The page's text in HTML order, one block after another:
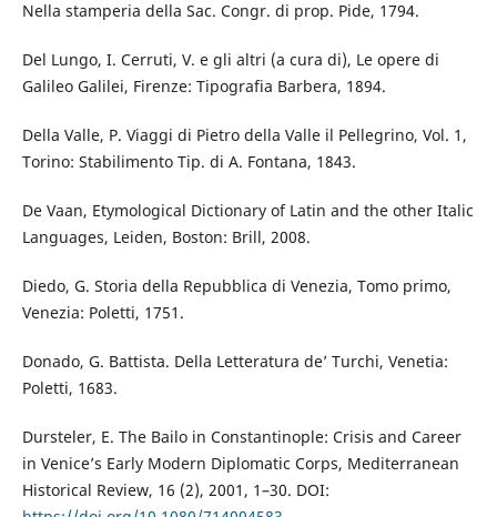
Nella stamperia della Sac. Congr. di prop. Pide, 1794.
Del Lungo, I. Cerruti, V. e gli altri (a cura di), Le opere di
Galileo Galilei, Firenze: Tipografia Barbera, 1894.
Della Valle, P. Viaggi di Pietro della Valle il Pellegrino, Vol. 1,
Torino: Stabilimento Tip. di A. Fontana, 1843.
De Vaan, Etymological Dictionary of Latin and the other Italic
Languages, Leiden, Boston: Brill, 2008.
Diedo, G. Storia della Repubblica di Venezia, Tomo primo,
Venezia: Poletti, 1751.
Donado, G. Battista. Della Letteratura de’ Turchi, Venetia:
Poletti, 1683.
Dursteler, E. The Bailo in Constantinople: Crisis and Career
in Venice’s Early Modern Diplomatic Corps, Mediterranean
Historical Review, 16 (2), 2001, 1–30. DOI: